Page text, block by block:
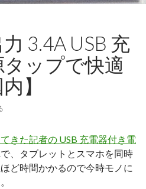
3.4A USB 充
ップで快適
】
きた記者の USB 充電器付き電
、タブレットとスマホを同時
ど時間かかるので今時モノに